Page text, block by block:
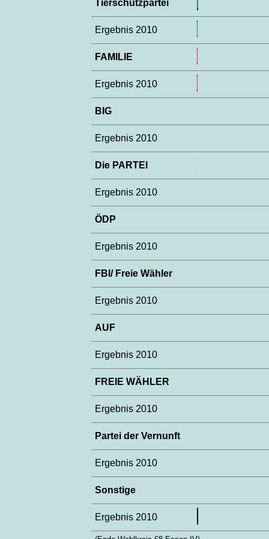
Tierschutzpartei
Ergebnis 2010
FAMILIE
Ergebnis 2010
BIG
Ergebnis 2010
Die PARTEI
Ergebnis 2010
ÖDP
Ergebnis 2010
FBI/ Freie Wähler
Ergebnis 2010
AUF
Ergebnis 2010
FREIE WÄHLER
Ergebnis 2010
Partei der Vernunft
Ergebnis 2010
Sonstige
Ergebnis 2010